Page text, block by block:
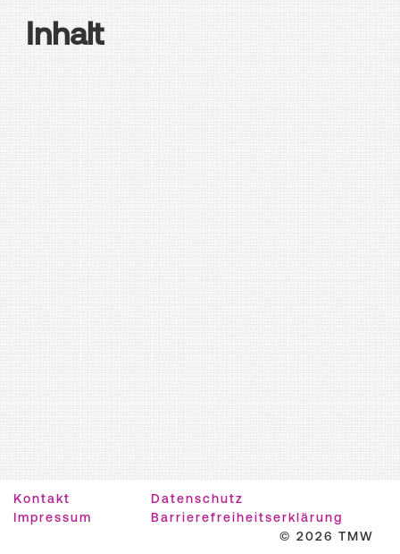
Inhalt
Kontakt
Datenschutz
Impressum
Barrierefreiheitserklärung
© 2026 TMW